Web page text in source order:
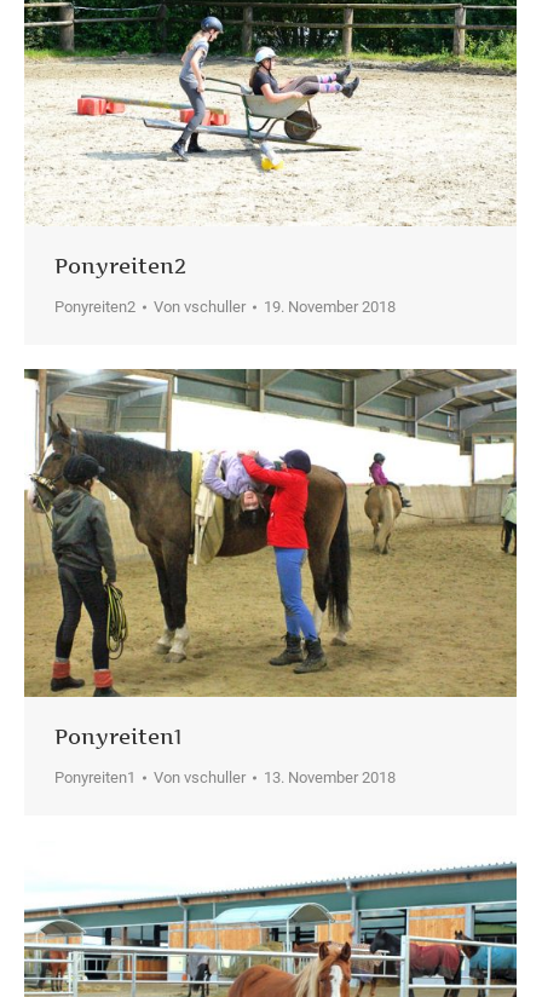
Ponyreiten2
Ponyreiten2 Von vschuller 19. November 2018
Ponyreiten1
Ponyreiten1 Von vschuller 13. November 2018